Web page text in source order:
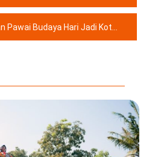
Budaya Hari Jadi Kota Bogor ke-541